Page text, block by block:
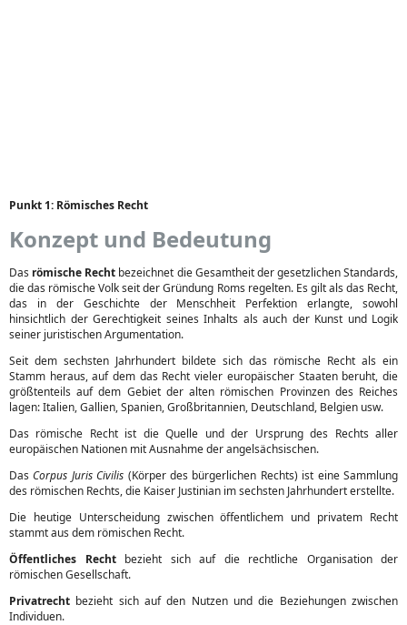
Punkt 1: Römisches Recht
Konzept und Bedeutung
Das römische Recht bezeichnet die Gesamtheit der gesetzlichen Standards,
die das römische Volk seit der Gründung Roms regelten. Es gilt als das Recht,
das in der Geschichte der Menschheit Perfektion erlangte, sowohl
hinsichtlich der Gerechtigkeit seines Inhalts als auch der Kunst und Logik
seiner juristischen Argumentation.
Seit dem sechsten Jahrhundert bildete sich das römische Recht als ein
Stamm heraus, auf dem das Recht vieler europäischer Staaten beruht, die
größtenteils auf dem Gebiet der alten römischen Provinzen des Reiches
lagen: Italien, Gallien, Spanien, Großbritannien, Deutschland, Belgien usw.
Das römische Recht ist die Quelle und der Ursprung des Rechts aller
europäischen Nationen mit Ausnahme der angelsächsischen.
DasCorpus Juris Civilis (Körper des bürgerlichen Rechts) ist eine Sammlung
des römischen Rechts, die Kaiser Justinian im sechsten Jahrhundert erstellte.
Die heutige Unterscheidung zwischen öffentlichem und privatem Recht
stammt aus dem römischen Recht.
Öffentliches Rechtbezieht sich auf die rechtliche Organisation der
römischen Gesellschaft.
Privatrecht bezieht sich auf den Nutzen und die Beziehungen zwischen
Individuen.